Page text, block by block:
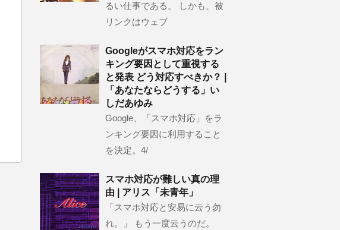
るい仕事である。 しかも、被
リンクはウェブ
Googleがスマホ対応をラン
キング要因として重視する
と発表 どう対応すべきか？ |
「あなたならどうする」い
しだあゆみ
Google、「スマホ対応」をラ
ンキング要因に利用すること
を決定。4/
スマホ対応が難しい真の理
由 | アリス「未青年」
「スマホ対応と安易に云う勿
れ。」 もう一度云うのだ。